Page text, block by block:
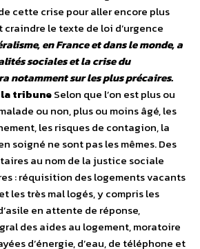
cette crise pour aller encore plus
le texte de loi d’urgence
en France et dans le monde, a
sociales et la crise du
notamment sur les plus précaires.
tribuneSelon que l’on est plus ou
ou non, plus ou moins âgé, les
les risques de contagion, la
soigné ne sont pas les mêmes. Des
au nom de la justice sociale
: réquisition des logements vacants
les très mal logés, y compris les
en attente de réponse,
des aides au logement, moratoire
d’énergie, d’eau, de téléphone et